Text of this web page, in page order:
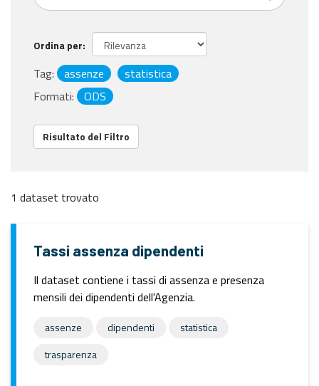
Ordina per
Tag: assenze
statistica
Formati:
ODS
Risultato del Filtro
1 dataset trovato
Tassi assenza dipendenti
Il dataset contiene i tassi di assenza e presenza
mensili dei dipendenti dell'Agenzia.
assenze dipendenti
statistica
trasparenza